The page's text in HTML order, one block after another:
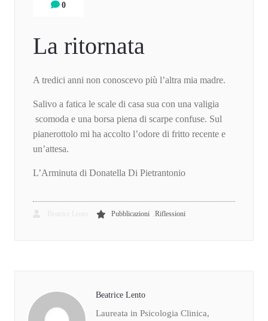
0
La ritornata
A tredici anni non conoscevo più l’altra mia madre.
Salivo a fatica le scale di casa sua con una valigia
scomoda e una borsa piena di scarpe confuse. Sul
pianerottolo mi ha accolto l’odore di fritto recente e
un’attesa.
L’Arminuta di Donatella Di Pietrantonio
Pubblicazioni Riflessioni
Beatrice Lento
Laureata in Psicologia Clinica,